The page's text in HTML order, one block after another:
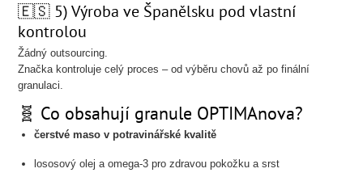
🇪🇸 5) Výroba ve Španělsku pod vlastní
kontrolou
Žádný outsourcing.
Značka kontroluje celý proces – od výběru chovů až po finální
granulaci.
🧬 Co obsahují granule OPTIMAnova?
čerstvé maso v potravinářské kvalitě
lososový olej a omega-3 pro zdravou pokožku a srst